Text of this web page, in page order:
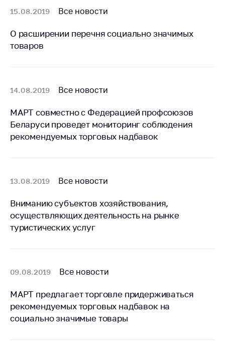
регулирование и
конкуренция
контроль закупок
потребителей
Регулирование
рекламной
сотрудничество
Применение мер
нетарифного
регулирования
деятельность в
Беларусь
Защита
персональных
15.08.2019 Все новости
О расширении перечня социально значимых
товаров
14.08.2019 Все новости
МАРТ совместно с Федерацией профсоюзов
Беларуси проведет мониторинг соблюдения
рекомендуемых торговых надбавок
13.08.2019 Все новости
Вниманию субъектов хозяйствования,
осуществляющих деятельность на рынке
туристических услуг
09.08.2019 Все новости
МАРТ предлагает торговле придерживаться
рекомендуемых торговых надбавок на
социально значимые товары